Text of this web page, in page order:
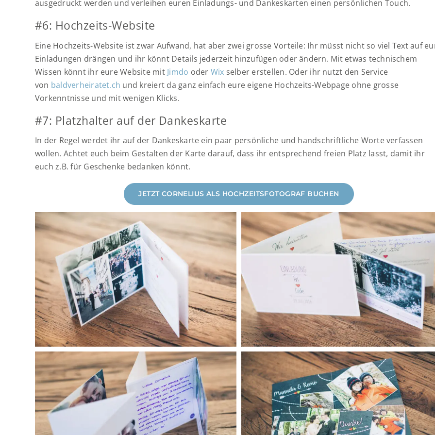
ausgedruckt werden und verleihen euren Einladungs- und Dankeskarten einen persönlichen Touch.
#6: Hochzeits-Website
Eine Hochzeits-Website ist zwar Aufwand, hat aber zwei grosse Vorteile: Ihr müsst nicht so viel Text auf
Einladungen drängen und ihr könnt Details jederzeit hinzufügen oder ändern. Mit etwas technischem
Wissen könnt ihr eure Website mit Jimdo oder Wix selber erstellen. Oder ihr nutzt den Service
von baldverheiratet.ch und kreiert da ganz einfach eure eigene Hochzeits-Webpage ohne grosse
Vorkenntnisse und mit wenigen Klicks.
#7: Platzhalter auf der Dankeskarte
In der Regel werdet ihr auf der Dankeskarte ein paar persönliche und handschriftliche Worte verfassen
wollen. Achtet euch beim Gestalten der Karte darauf, dass ihr entsprechend freien Platz lasst, damit ihr
euch z.B. für Geschenke bedanken könnt.
JETZT CORNELIUS ALS HOCHZEITSFOTOGRAF BUCHEN